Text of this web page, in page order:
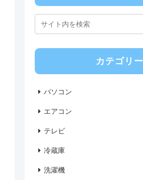
カテゴリー
パソコン
エアコン
テレビ
冷蔵庫
洗濯機